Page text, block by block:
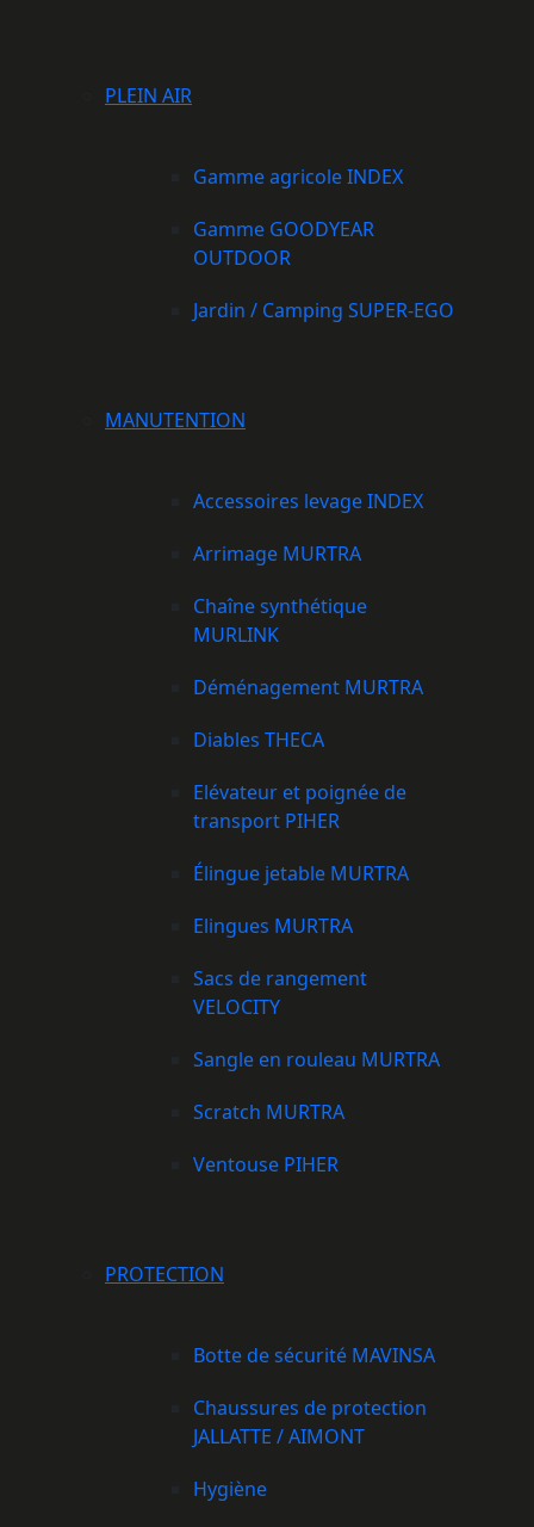
PLEIN AIR
Gamme agricole INDEX
Gamme GOODYEAR
OUTDOOR
Jardin / Camping SUPER-EGO
MANUTENTION
Accessoires levage INDEX
Arrimage MURTRA
Chaîne synthétique
MURLINK
Déménagement MURTRA
Diables THECA
Elévateur et poignée de
transport PIHER
Élingue jetable MURTRA
Elingues MURTRA
Sacs de rangement
VELOCITY
Sangle en rouleau MURTRA
Scratch MURTRA
Ventouse PIHER
PROTECTION
Botte de sécurité MAVINSA
Chaussures de protection
JALLATTE / AIMONT
Hygiène